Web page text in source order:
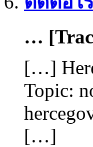
…
[…]
Topic:
[…]